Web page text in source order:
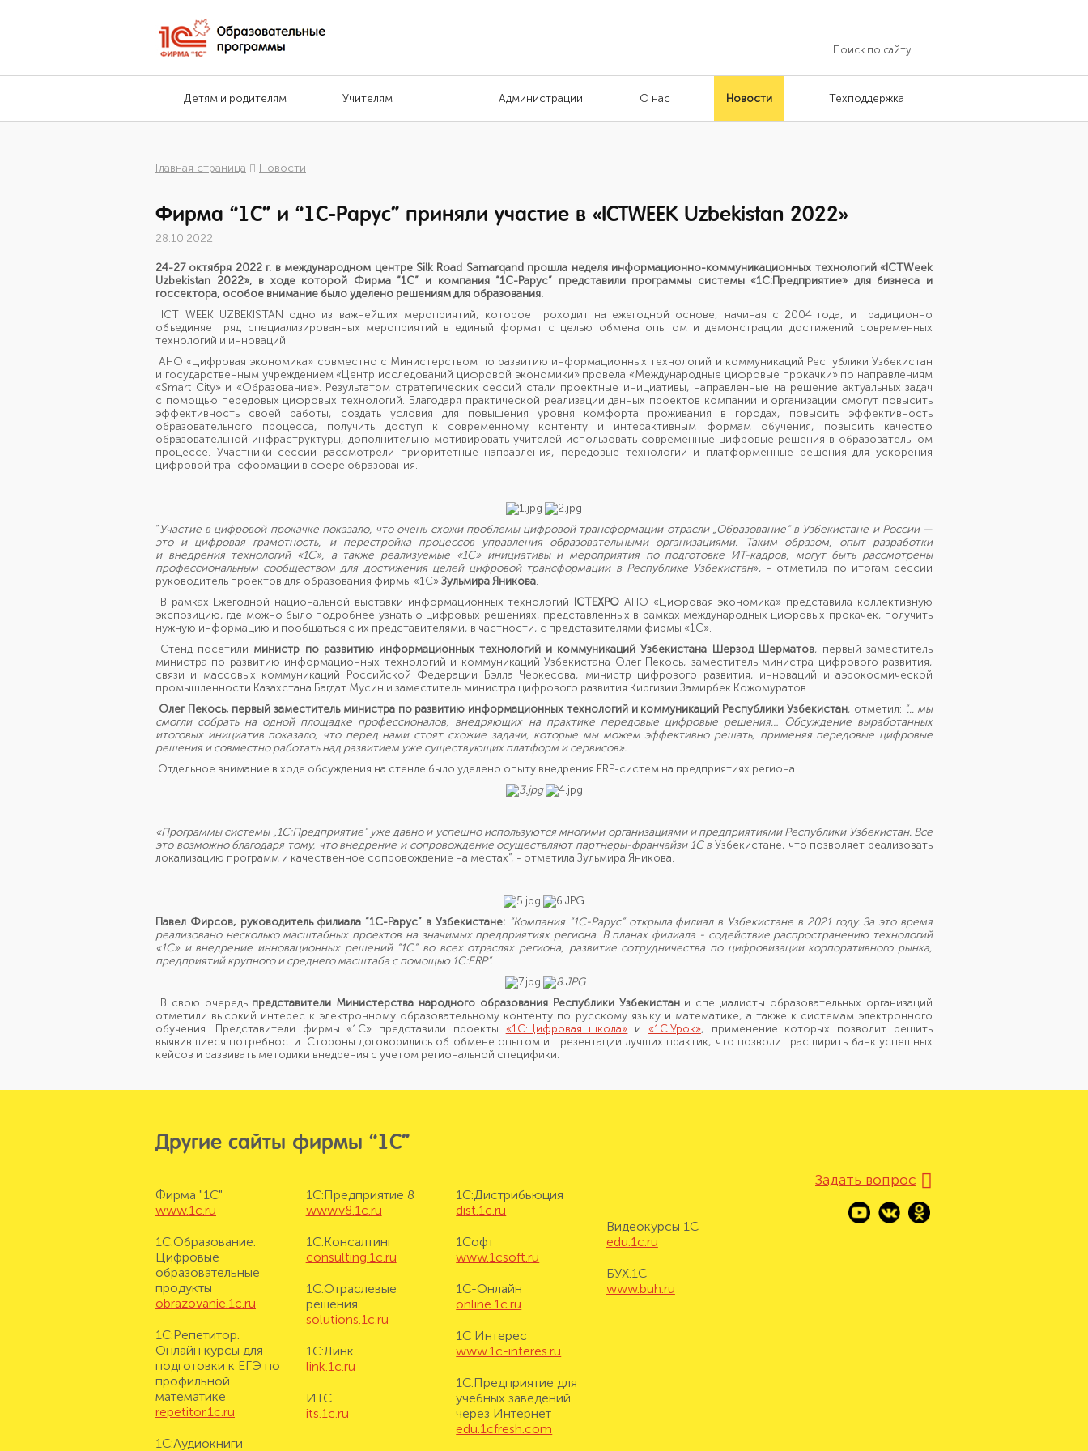
Детям и родителям Учителям Администрации О нас Новости Техподдержка
Главная страница Новости
Фирма “1С” и “1С-Рарус” приняли участие в «ICTWEEK Uzbekistan 2022»
28.10.2022
24-27 октября 2022 г. в международном центре Silk Road Samarqand прошла неделя информационно-коммуникационных технологий«ICTWeek
Uzbekistan 2022», в ходе которой Фирма “1С” и компания “1С-Рарус” представили программы системы «1С:Предприятие» для бизнеса и
госсектора, особое внимание было уделено решениям для образования.
ICT WEEK UZBEKISTAN одно из важнейших мероприятий, которое проходит на ежегодной основе, начиная с 2004 года, и традиционно
объединяет ряд специализированных мероприятий в единый формат с целью обмена опытом и демонстрации достижений современных
технологий и инноваций.
АНО «Цифровая экономика» совместно с Министерством по развитию информационных технологий и коммуникаций Республики Узбекистан
и государственным учреждением «Центр исследований цифровой экономики» провела «Международные цифровые прокачки» по направлениям
«Smart City» и «Образование». Результатом стратегических сессий стали проектные инициативы, направленные на решение актуальных задач
с помощью передовых цифровых технологий. Благодаря практической реализации данных проектов компании и организации смогут повысить
эффективность своей работы, создать условия для повышения уровня комфорта проживания в городах, повысить эффективность
образовательного процесса, получить доступ к современному контенту и интерактивным формам обучения, повысить качество
образовательной инфраструктуры, дополнительно мотивировать учителей использовать современные цифровые решения в образовательном
процессе. Участники сессии рассмотрели приоритетные направления, передовые технологии и платформенные решения для ускорения
цифровой трансформации в сфере образования.
“Участие в цифровой прокачке показало, что очень схожипроблемы цифровой трансформации отрасли „Образование“ в Узбекистане и России —
это и цифровая грамотность, и перестройка процессов управления образовательными организациями. Таким образом, опыт разработки
и внедрения технологий «1С», а также реализуемые «1С»инициативы и мероприятия по подготовке ИТ-кадров, могут быть рассмотрены
профессиональным сообществом для достижения целей цифровой трансформации в Республике Узбекистан», - отметила по итогам сессии
руководитель проектов для образования фирмы «1С» Зульмира Яникова.
В рамках Ежегодной национальной выставки информационных технологий ICTEXPO АНО «Цифровая экономика» представила коллективную
экспозицию, где можно было подробнее узнать о цифровых решениях, представленных в рамках международных цифровых прокачек, получить
нужную информацию и пообщаться с их представителями, в частности, с представителями фирмы «1С».
Стенд посетили министр по развитию информационных технологий и коммуникаций Узбекистана Шерзод Шерматов, первый заместитель
министра по развитию информационных технологий и коммуникаций Узбекистана Олег Пекось, заместитель министра цифрового развития,
связи и массовых коммуникаций Российской Федерации Бэлла Черкесова, министр цифрового развития, инноваций и аэрокосмической
промышленности Казахстана Багдат Мусин и заместитель министра цифрового развития Киргизии Замирбек Кожомуратов.
Олег Пекось, первый заместитель министра по развитию информационных технологий и коммуникаций Республики Узбекистан, отметил: “... мы
смогли собрать на одной площадке профессионалов, внедряющих на практике передовые цифровые решения… Обсуждение выработанных
итоговых инициатив показало, что перед нами стоят схожие задачи, которые мы можем эффективно решать, применяя передовые цифровые
решения и совместно работать над развитием уже существующих платформ и сервисов».
Отдельное внимание в ходе обсуждения на стенде было уделено опыту внедрения ERP-систем на предприятиях региона.
«Программы системы „1С:Предприятие“ уже давно и успешно используются многими организациями и предприятиями Республики Узбекистан. Все
это возможно благодаря тому, что внедрение и сопровождение осуществляют партнеры-франчайзи 1С в Узбекистане, что позволяет реализовать
локализацию программ и качественное сопровождение на местах”, - отметила Зульмира Яникова.
Павел Фирсов, руководитель филиала “1С-Рарус” в Узбекистане: “Компания “1С-Рарус” открыла филиал в Узбекистане в 2021 году. За это время
реализовано несколько масштабных проектов на значимых предприятиях региона. В планах филиала - содействие распространению технологий
«1С»и внедрение инновационных решений “1С” во всех отраслях региона, развитие сотрудничества по цифровизации корпоративного рынка,
предприятий крупного и среднего масштаба с помощью 1С:ERP”.
В свою очередь представители Министерства народного образования Республики Узбекистани специалисты образовательных организаций
отметили высокий интерес к электронному образовательному контенту по русскому языку и математике, а также к системам электронного
обучения. Представители фирмы «1С» представили проекты «1С:Цифровая школа» и «1С:Урок», применение которых позволит решить
выявившиеся потребности. Стороны договорились об обмене опытом и презентации лучших практик, что позволит расширить банк успешных
кейсов и развивать методики внедрения с учетом региональной специфики.
Другие сайты фирмы “1С”
Фирма "1С"
www.1c.ru
1С:Образование.
Цифровые
образовательные
продукты
obrazovanie.1c.ru
1С:Репетитор.
Онлайн курсы для
подготовки к ЕГЭ по
профильной
математике
repetitor.1c.ru
1С:Аудиокниги
1С:Предприятие 8
www.v8.1c.ru
1С:Консалтинг
consulting.1c.ru
1С:Отраслевые
решения
solutions.1c.ru
1С:Линк
link.1c.ru
ИТС
its.1c.ru
1С:Дистрибьюция
dist.1c.ru
1Софт
www.1csoft.ru
1С-Онлайн
online.1c.ru
1С Интерес
www.1c-interes.ru
1С:Предприятие для
учебных заведений
через Интернет
edu.1cfresh.com
Видеокурсы 1С
edu.1c.ru
БУХ.1С
www.buh.ru
Задать вопрос